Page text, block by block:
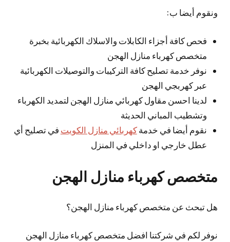
ونقوم أيضا ب:
فحص كافة أجزاء الكابلات والاسلاك الكهربائية بخبرة
متخصص كهرباء منازل الهجن
نوفر خدمة تصليح كافة التركيبات والتوصيلات الكهربائية
عبر كهربجي الهجن
لدينا احسن مقاول كهربائي منازل الهجن لتمديد الكهرباء
وتشطيب المباني الحديثة
نقوم أيضا في خدمةكهربائي منازل الكويت في تصليح أي
عطل خارجي او داخلي في المنزل
متخصص كهرباء منازل الهجن
هل تبحث عن متخصص كهرباء منازل الهجن؟
نوفر لكم في شركتنا افضل متخصص كهرباء منازل الهجن